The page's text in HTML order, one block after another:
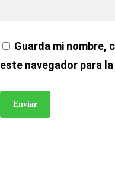
Guarda mi nombre,
este navegador para